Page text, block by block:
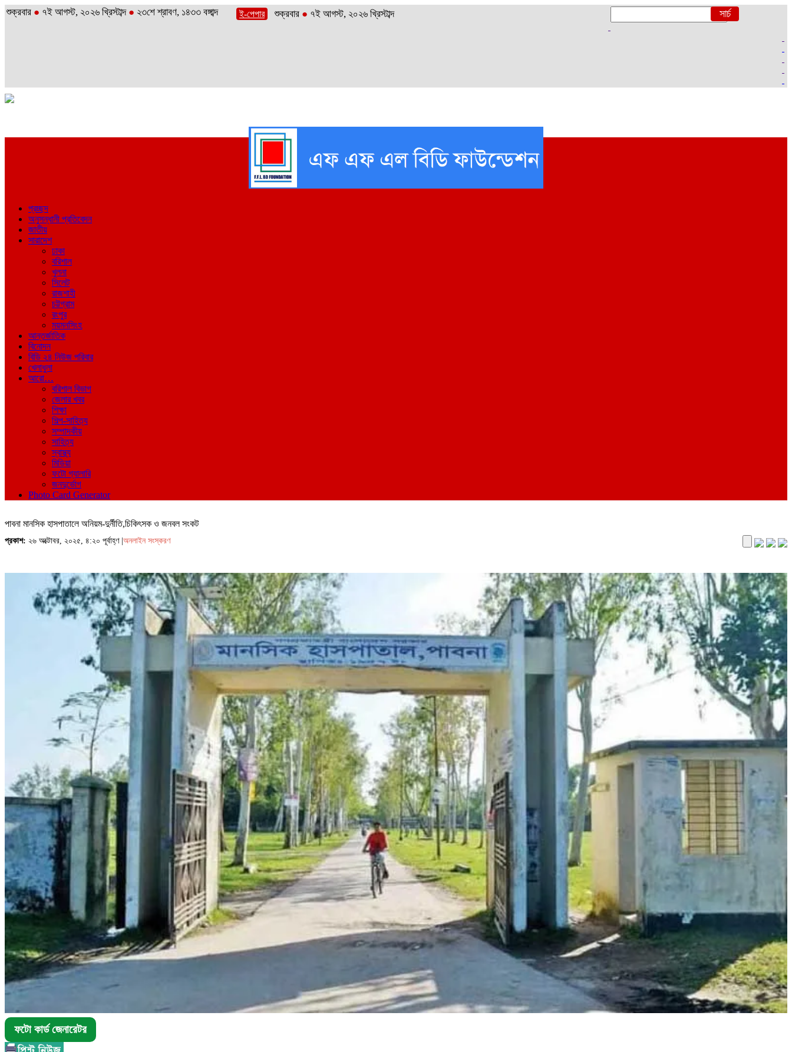
শুক্রবার ● ৭ই আগস্ট, ২০২৬ খ্রিস্টাব্দ ● ২৩শে শ্রাবণ, ১৪৩৩ বঙ্গাব্দ ই-পেপার শুক্রবার ● ৭ই আগস্ট, ২০২৬ খ্রিস্টাব্দ
প্রচ্ছদ
অনুসন্ধানী প্রতিবেদন
জাতীয়
সারাদেশ
ঢাকা
বরিশাল
খুলনা
সিলেট
রাজশাহী
চট্টগ্রাম
রংপুর
ময়মনসিংহ
আন্তর্জাতিক
বিনোদন
বিডি ২৪ নিউজ পরিবার
খেলাধুলা
আরো…
বরিশাল বিভাগ
জেলার খবর
শিক্ষা
শিল্প-সাহিত্য
সম্পাদকীয়
সাহিত্য
স্বাস্থ্য
মিডিয়া
ফটো গ্যালারি
জনদুর্ভোগ
Photo Card Generator
পাবনা মানসিক হাসপাতালে অনিয়ম-দুর্নীতি,চিকিৎসক ও জনবল সংকট
প্রকাশ: ২৬ অক্টোবর, ২০২৫, ৪:২০ পূর্বাহ্ণ | অনলাইন সংস্করণ
ফটো কার্ড জেনারেটর